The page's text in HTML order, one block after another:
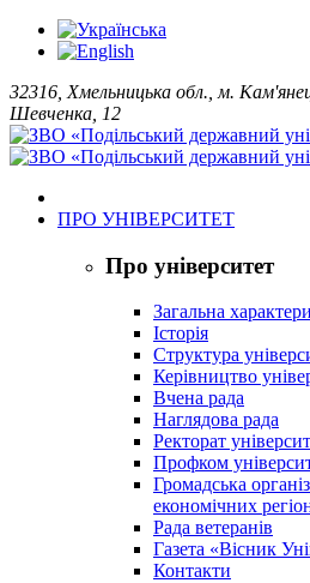
32316, Хмельницька обл., м.
Шевченка, 12
ПРО УНІВЕРСИТЕТ
Про університет
Загальна
Історія
Структура
Керівництво
Вчена рада
Наглядова рада
Ректорат
Профком
Громадська
економічних
Рада ветеранів
Газета «Вісник
Контакти